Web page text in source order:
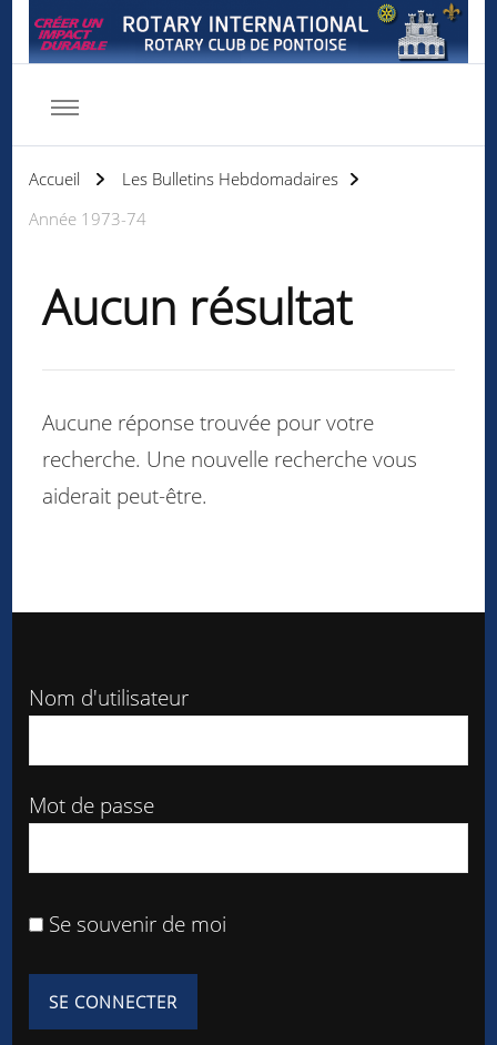
Accueil
Les Bulletins Hebdomadaires
Année 1973-74
Aucun résultat
Aucune réponse trouvée pour votre
recherche. Une nouvelle recherche vous
aiderait peut-être.
Nom d'utilisateur
Mot de passe
Se souvenir de moi